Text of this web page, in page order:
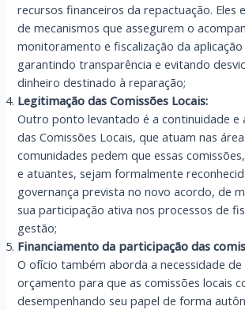
recursos financeiros da repactuação. Eles
de mecanismos que assegurem o
monitoramento e fiscalização da
garantindo transparência e evitando
dinheiro destinado à reparação;
Legitimação das Comissões Locais:
Outro ponto levantado é a continuidade e
das Comissões Locais, que atuam nas
comunidades pedem que essas
e atuantes, sejam formalmente
governança prevista no novo acordo, de
sua participação ativa nos processos de
gestão;
Financiamento da participação das
O ofício também aborda a necessidade
orçamento para que as comissões locais
desempenhando seu papel de forma